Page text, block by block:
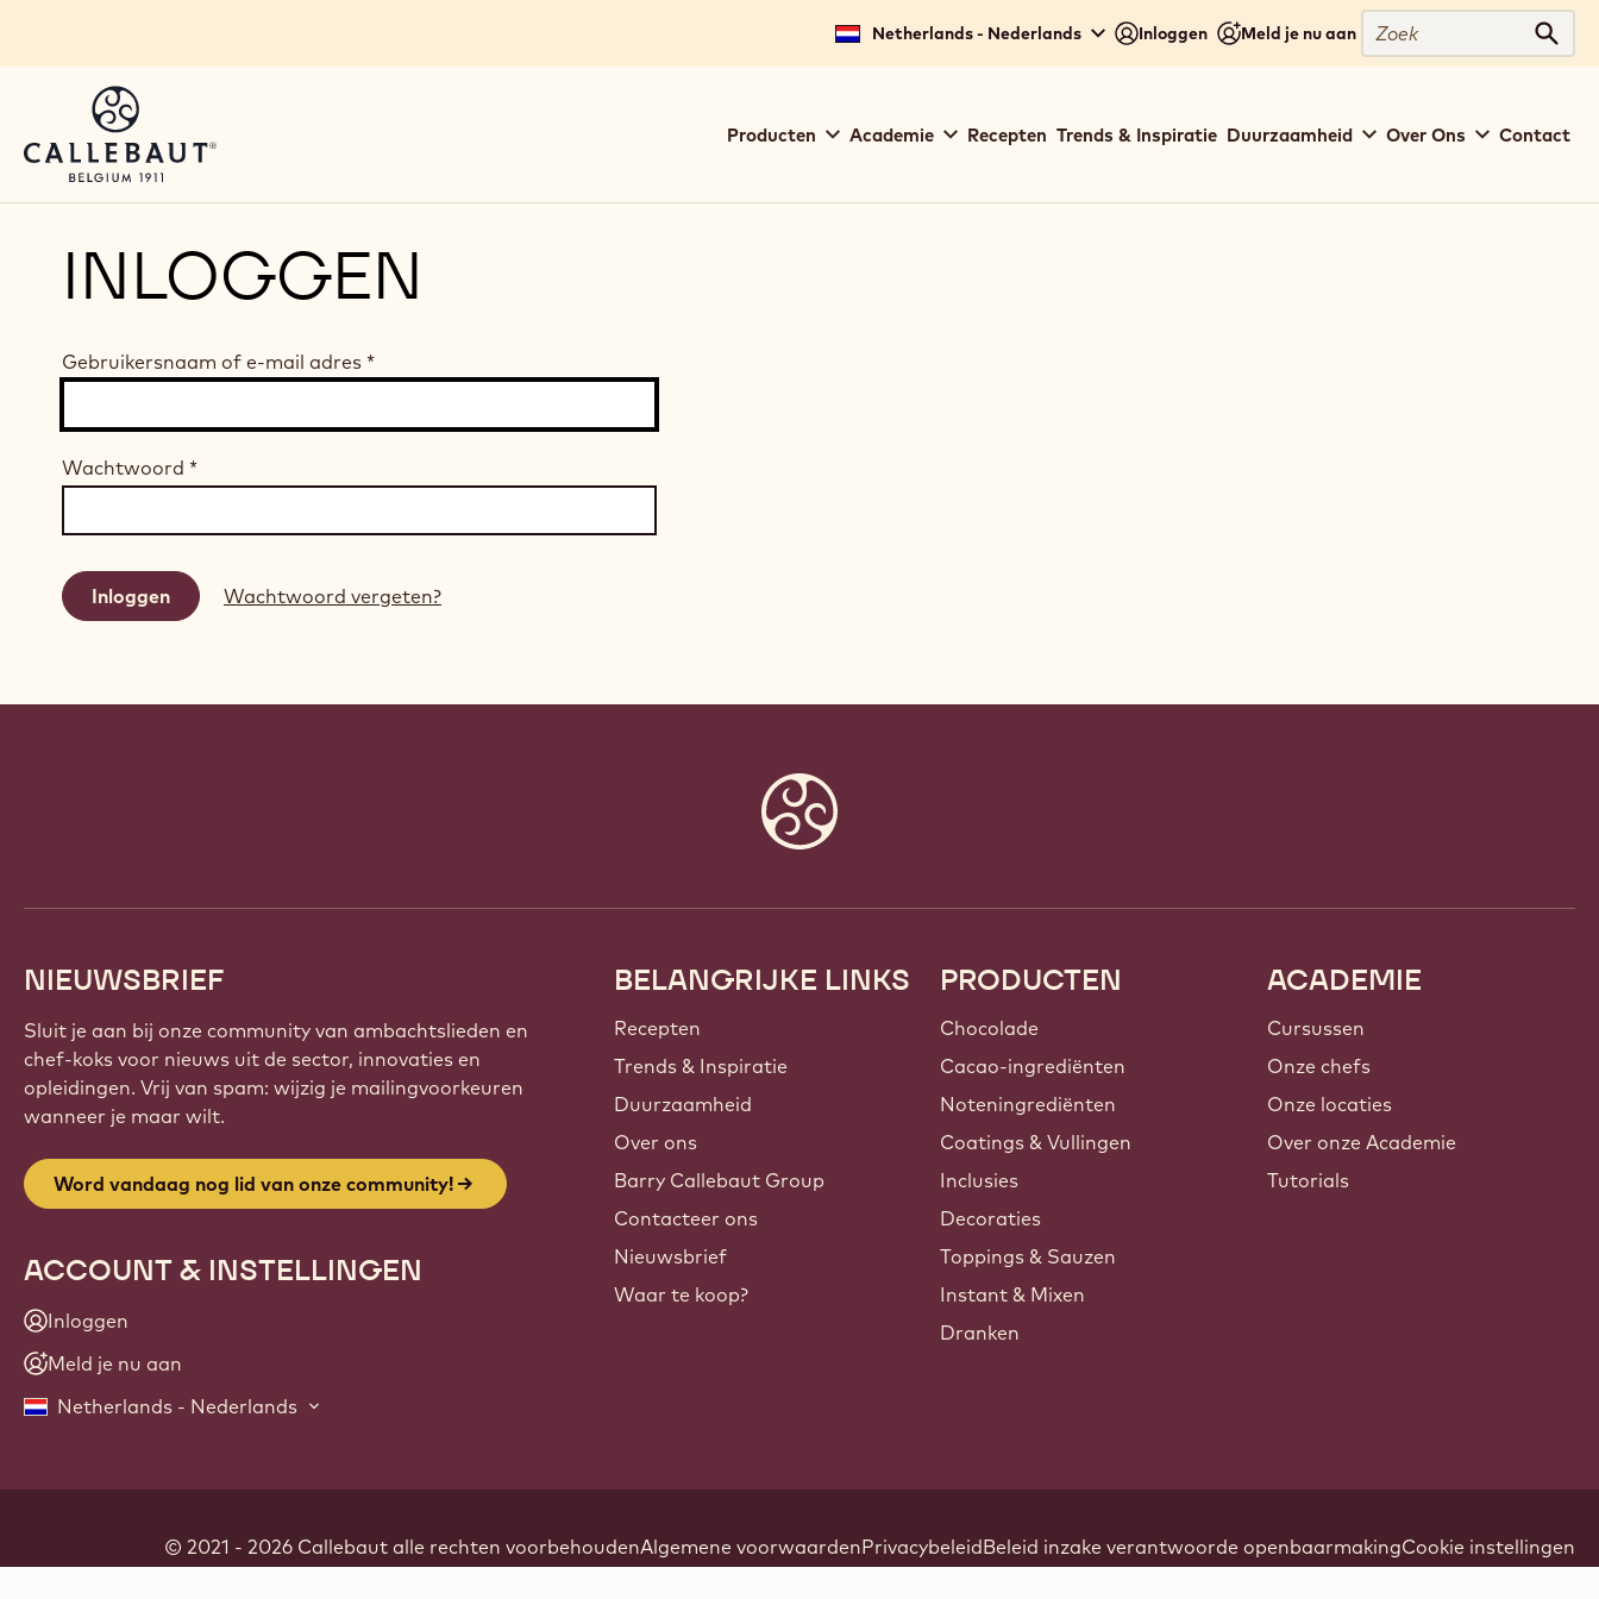
Netherlands - Nederlands Inloggen Meld je nu aan
Zoek
Zoek
navigation
Producten Academie Recepten Trends & Inspiratie Duurzaamheid Over Ons Contact
INLOGGEN
Gebruikersnaam of e-mail adres *
Wachtwoord *
Wachtwoord vergeten?
NIEUWSBRIEF
Sluit je aan bij onze community van ambachtslieden en
chef-koks voor nieuws uit de sector, innovaties en
opleidingen. Vrij van spam: wijzig je mailingvoorkeuren
wanneer je maar wilt.
Word vandaag nog lid van onze community!
ACCOUNT & INSTELLINGEN
Inloggen
Meld je nu aan
Netherlands - Nederlands
Footer
Callebaut
BELANGRIJKE LINKS
Recepten
Trends & Inspiratie
Duurzaamheid
Over ons
Barry Callebaut Group
Contacteer ons
Nieuwsbrief
Waar te koop?
PRODUCTEN
Chocolade
Cacao-ingrediënten
Noteningrediënten
Coatings & Vullingen
Inclusies
Decoraties
Toppings & Sauzen
Instant & Mixen
Dranken
ACADEMIE
Cursussen
Onze chefs
Onze locaties
Over onze Academie
Tutorials
© 2021 - 2026 Callebaut alle rechten voorbehoudenFooter
Algemene voorwaardenPrivacybeleidBeleid inzake verantwoorde openbaarmakingCookie instellingen